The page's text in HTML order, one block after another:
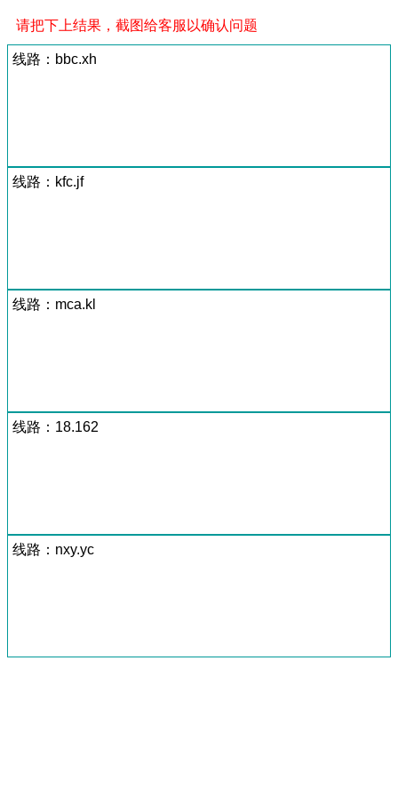
请把下上结果，截图给客服以确认问题
线路：bbc.xh
线路：kfc.jf
线路：mca.kl
线路：18.162
线路：nxy.yc